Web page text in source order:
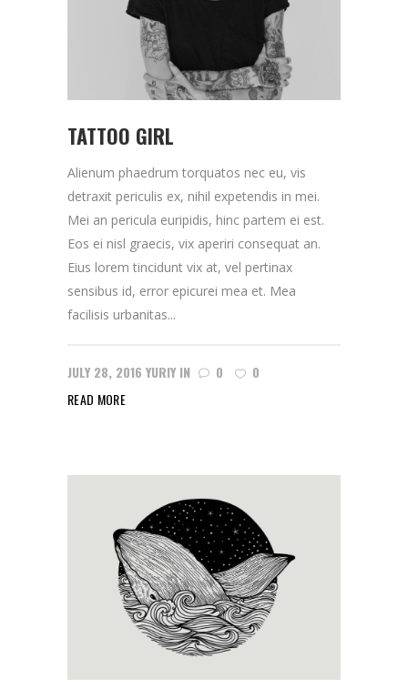
TATTOO GIRL
Alienum phaedrum torquatos nec eu, vis
detraxit periculis ex, nihil expetendis in mei.
Mei an pericula euripidis, hinc partem ei est.
Eos ei nisl graecis, vix aperiri consequat an.
Eius lorem tincidunt vix at, vel pertinax
sensibus id, error epicurei mea et. Mea
facilisis urbanitas...
JULY 28, 2016 YURIY IN 0
0
READ MORE